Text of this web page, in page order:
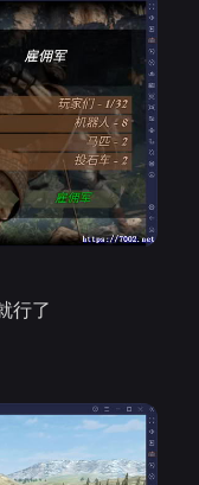
行了